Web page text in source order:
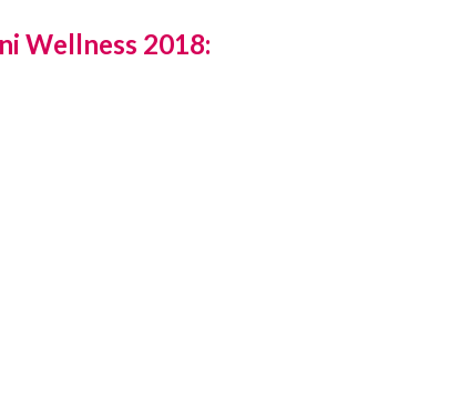
Wellness 2018: